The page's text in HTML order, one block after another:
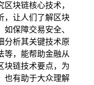
块链核心技术，
，让人们了解区块
保障交易安全、
分析其关键技术原
等，能帮助金融从
块链技术要点，为
也有助于大众理解